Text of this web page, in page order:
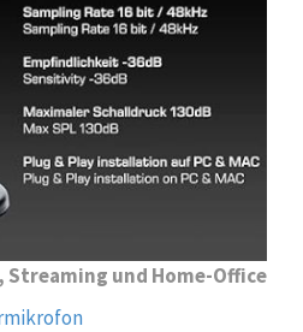
und Home-Office